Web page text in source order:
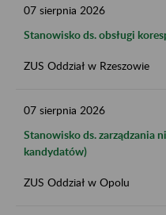
07 sierpnia 2026
Stanowisko ds. obsługi
ZUS Oddział w Rzeszowie
07 sierpnia 2026
Stanowisko ds. zarządzania
kandydatów)
ZUS Oddział w Opolu